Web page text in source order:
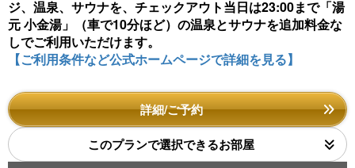
ジ、温泉、サウナを、チェックアウト当日は23:00まで「湯
元 小金湯」（車で10分ほど）の温泉とサウナを追加料金な
しでご利用いただけます。
【ご利用条件など公式ホームページで詳細を見る】
詳細/ご予約
このプランで選択できるお部屋